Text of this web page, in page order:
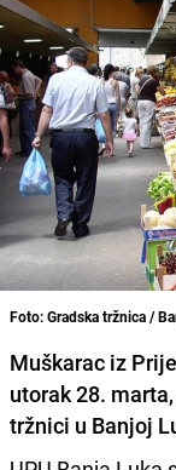
Foto: Gradska tržnica /
Muškarac iz
utorak 28.
tržnici u Banjoj